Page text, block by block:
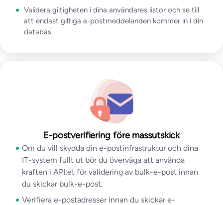
Validera giltigheten i dina användares listor och se till
att endast giltiga e-postmeddelanden kommer in i din
databas.
E-postverifiering före massutskick
Om du vill skydda din e-postinfrastruktur och dina
IT-system fullt ut bör du överväga att använda
kraften i API:et för validering av bulk-e-post innan
du skickar bulk-e-post.
Verifiera e-postadresser innan du skickar e-